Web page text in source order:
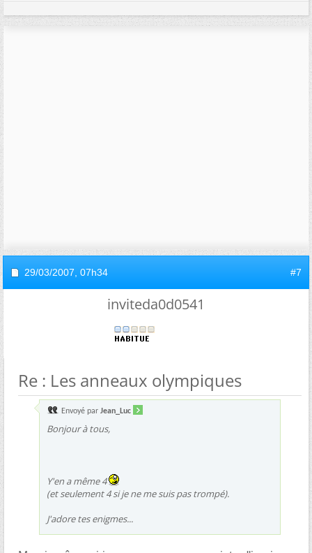
29/03/2007, 07h34 #7
inviteda0d0541
Re : Les anneaux olympiques
Envoyé par Jean_Luc
Bonjour à tous,
Y'en a même 4
(et seulement 4 si je ne me suis pas trompé).
J'adore tes enigmes...